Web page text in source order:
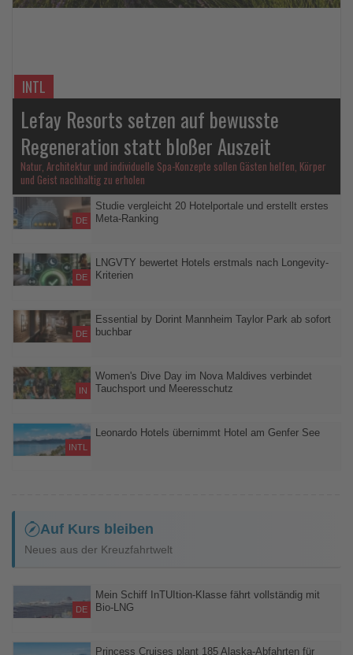
Lesen
INTL
Lefay Resorts setzen auf bewusste
Regeneration statt bloßer Auszeit
Natur, Architektur und individuelle Spa-Konzepte sollen Gästen helfen, Körper
und Geist nachhaltig zu erholen
DE
Studie vergleicht 20 Hotelportale und erstellt erstes
Meta-Ranking
Bewertungsplattformen und untersucht den Einfluss des
Schlafkomforts auf die Gästezufriedenheit
DE
LNGVTY bewertet Hotels erstmals nach Longevity-
Kriterien
Bewegung im tatsächlichen Gästeerlebnis
DE
Essential by Dorint Mannheim Taylor Park ab sofort
buchbar
Geschäftsreisen, Stadterlebnisse und Palazzo-Besuche
IN
Women's Dive Day im Nova Maldives verbindet
Tauchsport und Meeresschutz
Schülerinnen auf den Malediven zusammen
INTL
Leonardo Hotels übernimmt Hotel am Genfer See
Auf Kurs bleiben
Neues aus der Kreuzfahrtwelt
DE
Mein Schiff InTUItion-Klasse fährt vollständig mit
Bio-LNG
neuen Schiffsgeneration deutlich senken
Princess Cruises plant 185 Alaska-Abfahrten für